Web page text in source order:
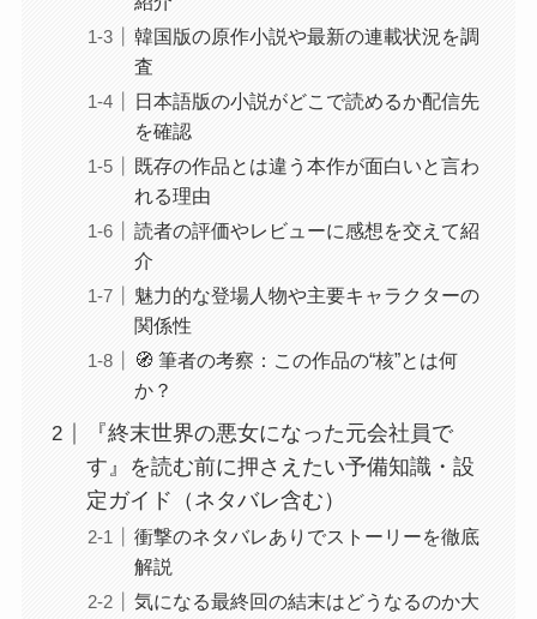
韓国版の原作小説や最新の連載状況を調
査
日本語版の小説がどこで読めるか配信先
を確認
既存の作品とは違う本作が面白いと言わ
れる理由
読者の評価やレビューに感想を交えて紹
介
魅力的な登場人物や主要キャラクターの
関係性
🧭 筆者の考察：この作品の“核”とは何
か？
『終末世界の悪女になった元会社員で
す』を読む前に押さえたい予備知識・設
定ガイド（ネタバレ含む）
衝撃のネタバレありでストーリーを徹底
解説
気になる最終回の結末はどうなるのか大